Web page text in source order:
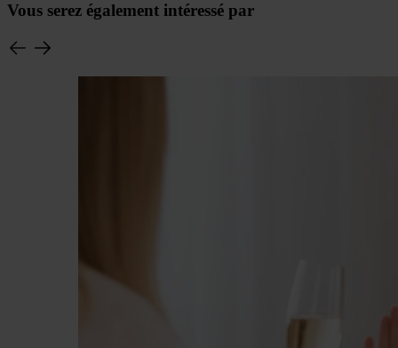
Vous serez également intéressé par